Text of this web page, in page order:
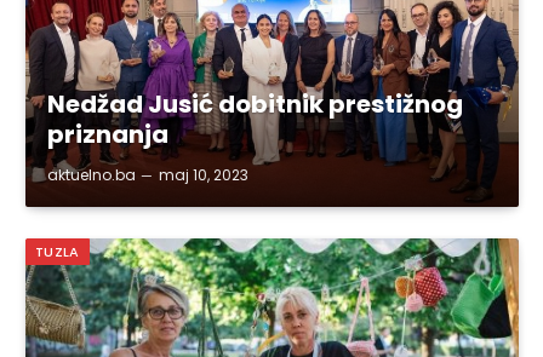
Nedžad Jusić dobitnik prestižnog
priznanja
aktuelno.ba maj 10, 2023
TUZLA